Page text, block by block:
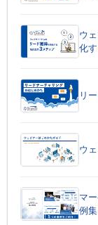
ウ
化
リ
ウ
マ
例集